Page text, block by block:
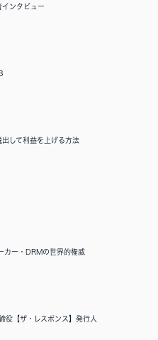
インタビュー
して利益を上げる方法
カー・DRMの世界的権威
役【ザ・レスポンス】発行人